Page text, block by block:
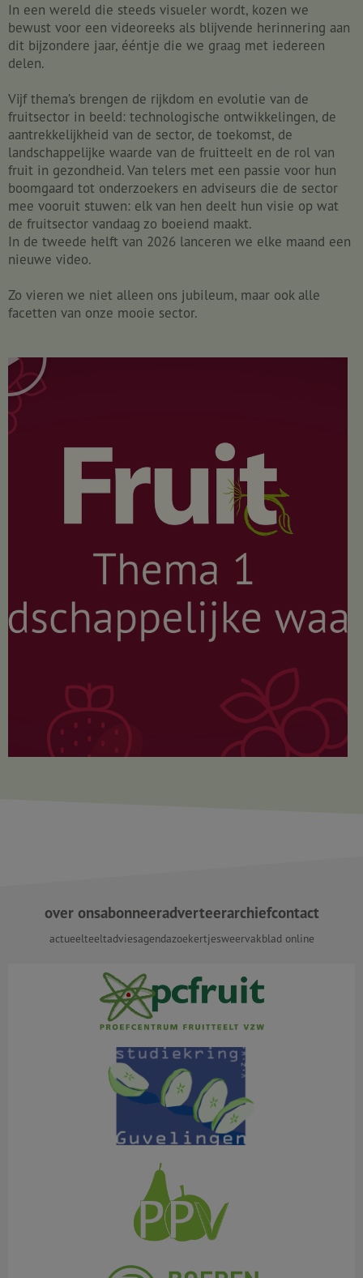
In een wereld die steeds visueler wordt, kozen we
bewust voor een videoreeks als blijvende herinnering aan
dit bijzondere jaar, ééntje die we graag met iedereen
delen.
Vijf thema’s brengen de rijkdom en evolutie van de
fruitsector in beeld: technologische ontwikkelingen, de
aantrekkelijkheid van de sector, de toekomst, de
landschappelijke waarde van de fruitteelt en de rol van
fruit in gezondheid. Van telers met een passie voor hun
boomgaard tot onderzoekers en adviseurs die de sector
mee vooruit stuwen: elk van hen deelt hun visie op wat
de fruitsector vandaag zo boeiend maakt.
In de tweede helft van 2026 lanceren we elke maand een
nieuwe video.
Zo vieren we niet alleen ons jubileum, maar ook alle
facetten van onze mooie sector.
a
over onsabonneeradverteerarchiefcontact
actueelteeltadviesagendazoekertjesweervakblad online